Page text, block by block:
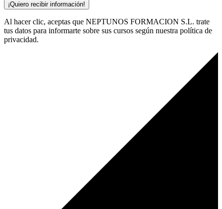
¡Quiero recibir información!
Al hacer clic, aceptas que NEPTUNOS FORMACION S.L. trate
tus datos para informarte sobre sus cursos según nuestra política de
privacidad.